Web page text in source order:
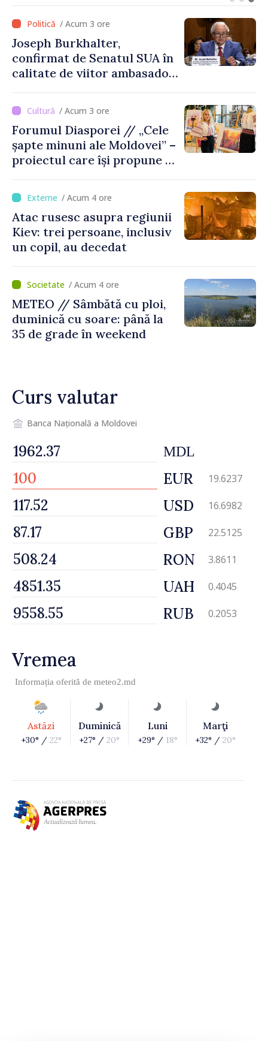
/ Acum 3 ore
Joseph Burkhalter,
confirmat de Senatul SUA în
calitate de viitor ambasador
/ Acum 3 ore
Forumul Diasporei // „Cele
șapte minuni ale Moldovei” –
proiectul care își propune să
de țara de origine
/ Acum 4 ore
Atac rusesc asupra regiunii
Kiev: trei persoane, inclusiv
un copil, au decedat
/ Acum 4 ore
METEO // Sâmbătă cu ploi,
duminică cu soare: până la
35 de grade în weekend
Curs valutar
Banca Națională a Moldovei
MDL
EUR 19.6237
USD 16.6982
GBP 22.5125
RON 3.8611
UAH 0.4045
RUB 0.2053
Vremea
Informația oferită de meteo2.md
Astăzi
+30° / 22°
Duminică
+27° / 20°
Luni
+29° / 18°
Marţi
+32° / 20°